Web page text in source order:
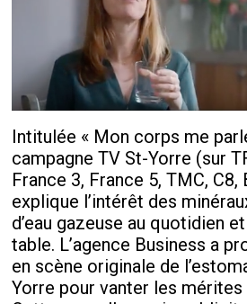
Intitulée « Mon corps me
campagne TV St-Yorre (sur
France 3, France 5, TMC, C8,
explique l’intérêt des
d’eau gazeuse au quotidien
table. L’agence Business a
en scène originale de
Yorre pour vanter les